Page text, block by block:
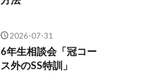
2026-07-31
6年生相談会「冠コー
ス外のSS特訓」